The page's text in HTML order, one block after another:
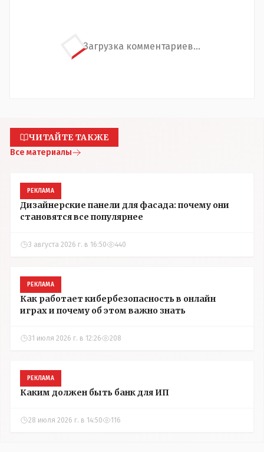
Загрузка комментариев...
ЧИТАЙТЕ ТАКЖЕ
Все материалы
РЕКЛАМА
Дизайнерские панели для фасада: почему они
становятся все популярнее
3 августа 2026 г. в 16:50 440
РЕКЛАМА
Как работает кибербезопасность в онлайн
играх и почему об этом важно знать
31 июля 2026 г. в 12:26 208
РЕКЛАМА
Каким должен быть банк для ИП
28 июля 2026 г. в 14:50 116